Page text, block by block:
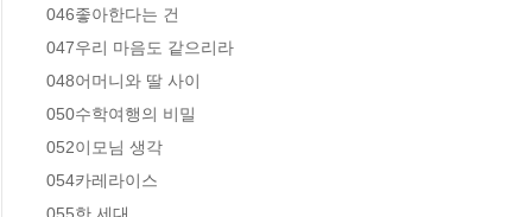
046좋아한다는 건
047우리 마음도 같으리라
048어머니와 딸 사이
050수학여행의 비밀
052이모님 생각
054카레라이스